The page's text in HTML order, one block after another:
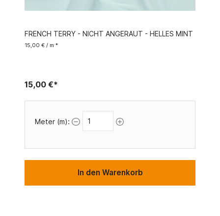
FRENCH TERRY - NICHT ANGERAUT - HELLES MINT
15,00 € / m *
15,00 €*
Meter (m):
In den Warenkorb